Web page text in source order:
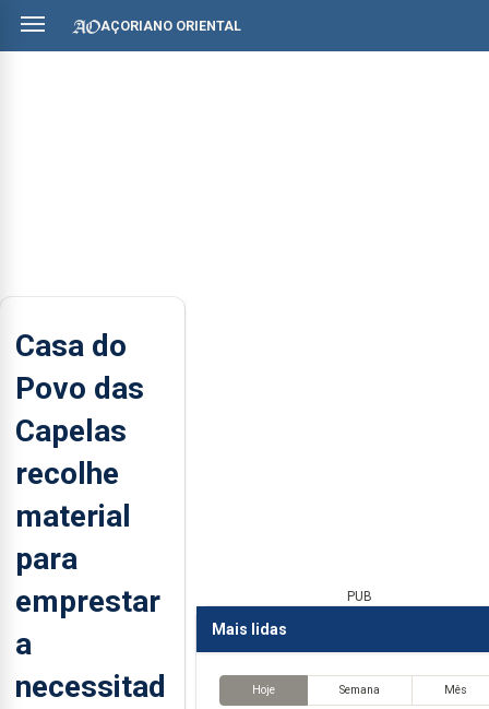
AÇORIANO ORIENTAL
Casa do
Povo das
Capelas
recolhe
material
para
emprestar
a
necessitad
PUB
Mais lidas
Hoje Semana Mês